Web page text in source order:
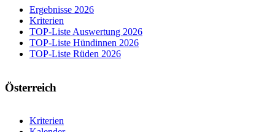
Ergebnisse 2026
Kriterien
TOP-Liste Auswertung 2026
TOP-Liste Hündinnen 2026
TOP-Liste Rüden 2026
Österreich
Kriterien